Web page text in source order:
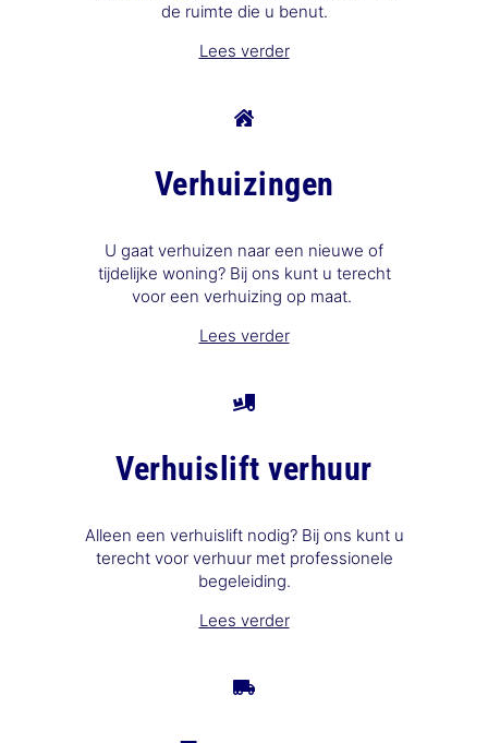
de ruimte die u benut.
Lees verder
Verhuizingen
U gaat verhuizen naar een nieuwe of
tijdelijke woning? Bij ons kunt u terecht
voor een verhuizing op maat.
Lees verder
Verhuislift verhuur
Alleen een verhuislift nodig? Bij ons kunt u
terecht voor verhuur met professionele
begeleiding.
Lees verder